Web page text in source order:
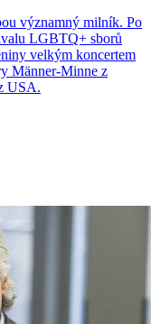
významný milník. Po
LGBTQ+ sborů
velkým koncertem
Männer-Minne z
USA.